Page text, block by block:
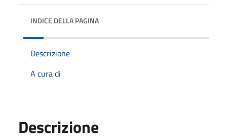
INDICE DELLA PAGINA
Descrizione
A cura di
Descrizione